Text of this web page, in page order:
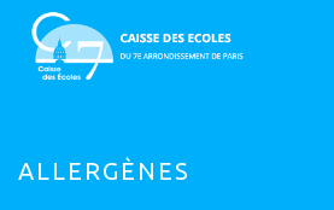
ALLERGÈNES